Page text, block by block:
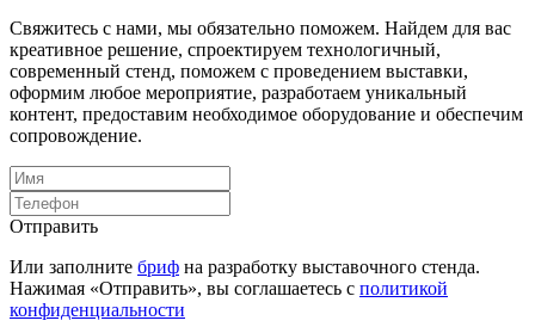
Свяжитесь с нами, мы обязательно поможем. Найдем для вас
креативное решение, спроектируем технологичный,
современный стенд, поможем с проведением выставки,
оформим любое мероприятие, разработаем уникальный
контент, предоставим необходимое оборудование и обеспечим
сопровождение.
Отправить
Или заполните бриф на разработку выставочного стенда.
Нажимая «Отправить», вы соглашаетесь с политикой
конфиденциальности